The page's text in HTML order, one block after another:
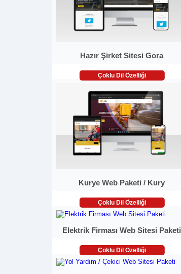
Hazır Şirket Sitesi Gora
Çoklu Dil Özelliği
Kurye Web Paketi / Kury
Çoklu Dil Özelliği
Elektrik Firması Web Sitesi Paketi
Çoklu Dil Özelliği